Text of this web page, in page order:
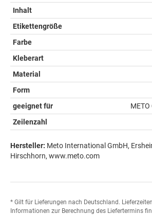
Inhalt
Etikettengröße
Farbe
Kleberart
Material
Form
geeignet für
Zeilenzahl
Hersteller: Meto International GmbH,
Hirschhorn, www.meto.com
* Gilt für Lieferungen nach Deutschland.
Informationen zur Berechnung des Liefertermins